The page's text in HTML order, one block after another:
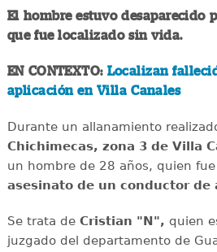
El hombre estuvo desaparecido
que fue localizado sin vida.
EN CONTEXTO:Localizan
aplicación en Villa Canales
Durante un allanamiento
Chichimecas, zona 3 de Villa
un hombre de 28 años, quien
asesinato de un conductor de
Se trata de Cristian "N", quien
juzgado del departamento de